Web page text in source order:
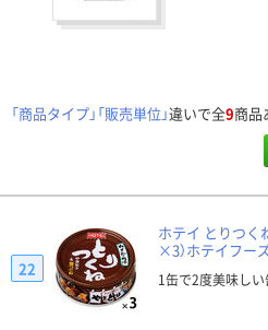
「商品タイプ」「販売単位」違いで全9商品
ホテイ とりつく
×3）ホテイフー
1缶で2度美味しい
22